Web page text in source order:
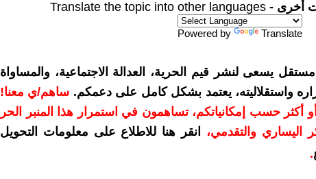
أخرى - Translate the topic into other languages
Powered by Translate
يسعى لنشر قيم الحرية، العدالة الاجتماعية، والمساواة
واستقلاليته، يعتمد بشكل كامل على دعمكم. ساهم/ي معنا!
سنويًا أو أكثر حسب إمكانياتكم، تساهمون في استمرار هذا المنبر الحر
اليساري والتقدمي،
انقر هنا للاطلاع على معلومات التحويل
.